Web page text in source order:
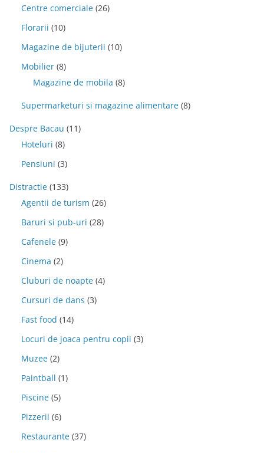
Centre comerciale (26)
Florarii (10)
Magazine de bijuterii (10)
Mobilier (8)
Magazine de mobila (8)
Supermarketuri si magazine alimentare (8)
Despre Bacau (11)
Hoteluri (8)
Pensiuni (3)
Distractie (133)
Agentii de turism (26)
Baruri si pub-uri (28)
Cafenele (9)
Cinema (2)
Cluburi de noapte (4)
Cursuri de dans (3)
Fast food (14)
Locuri de joaca pentru copii (3)
Muzee (2)
Paintball (1)
Piscine (5)
Pizzerii (6)
Restaurante (37)